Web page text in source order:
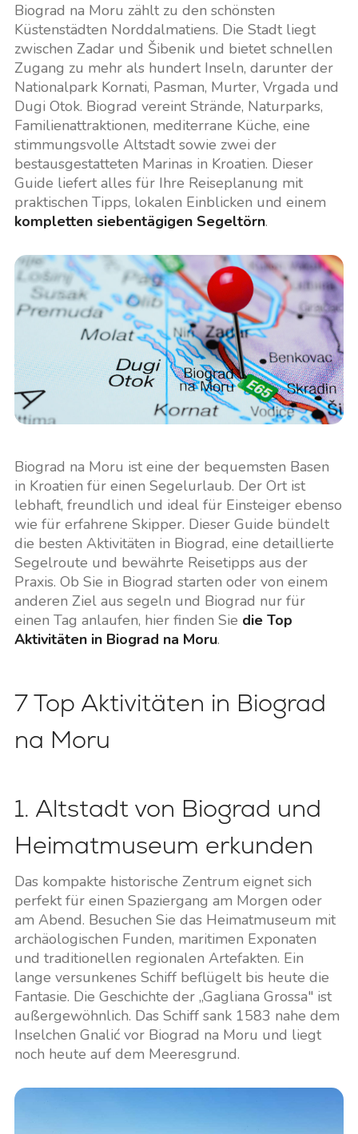
Biograd na Moru zählt zu den schönsten
Küstenstädten Norddalmatiens. Die Stadt liegt
zwischen Zadar und Šibenik und bietet schnellen
Zugang zu mehr als hundert Inseln, darunter der
Nationalpark Kornati, Pasman, Murter, Vrgada und
Dugi Otok. Biograd vereint Strände, Naturparks,
Familienattraktionen, mediterrane Küche, eine
stimmungsvolle Altstadt sowie zwei der
bestausgestatteten Marinas in Kroatien. Dieser
Guide liefert alles für Ihre Reiseplanung mit
praktischen Tipps, lokalen Einblicken und einem
kompletten siebentägigen Segeltörn.
Biograd na Moru ist eine der bequemsten Basen
in Kroatien für einen Segelurlaub. Der Ort ist
lebhaft, freundlich und ideal für Einsteiger ebenso
wie für erfahrene Skipper. Dieser Guide bündelt
die besten Aktivitäten in Biograd, eine detaillierte
Segelroute und bewährte Reisetipps aus der
Praxis. Ob Sie in Biograd starten oder von einem
anderen Ziel aus segeln und Biograd nur für
einen Tag anlaufen, hier finden Sie die Top
Aktivitäten in Biograd na Moru.
7 Top Aktivitäten in Biograd
na Moru
1. Altstadt von Biograd und
Heimatmuseum erkunden
Das kompakte historische Zentrum eignet sich
perfekt für einen Spaziergang am Morgen oder
am Abend. Besuchen Sie das Heimatmuseum mit
archäologischen Funden, maritimen Exponaten
und traditionellen regionalen Artefakten. Ein
lange versunkenes Schiff beflügelt bis heute die
Fantasie. Die Geschichte der „Gagliana Grossa" ist
außergewöhnlich. Das Schiff sank 1583 nahe dem
Inselchen Gnalić vor Biograd na Moru und liegt
noch heute auf dem Meeresgrund.